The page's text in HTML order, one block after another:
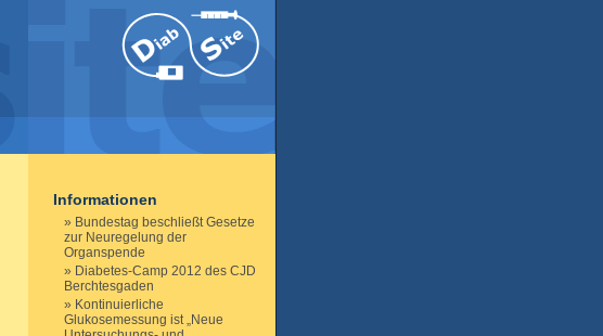
Informationen
Bundestag beschließt Gesetze
zur Neuregelung der
Organspende
Diabetes-Camp 2012 des CJD
Berchtesgaden
Kontinuierliche
Glukosemessung ist „Neue